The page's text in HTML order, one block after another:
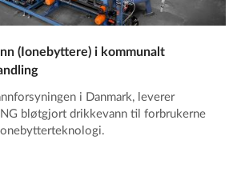
(Ionebyttere) i kommunalt
i Danmark, leverer
bløtgjort drikkevann til forbrukerne